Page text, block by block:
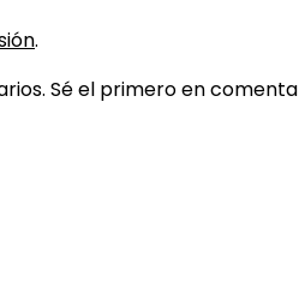
.
Sé el primero en